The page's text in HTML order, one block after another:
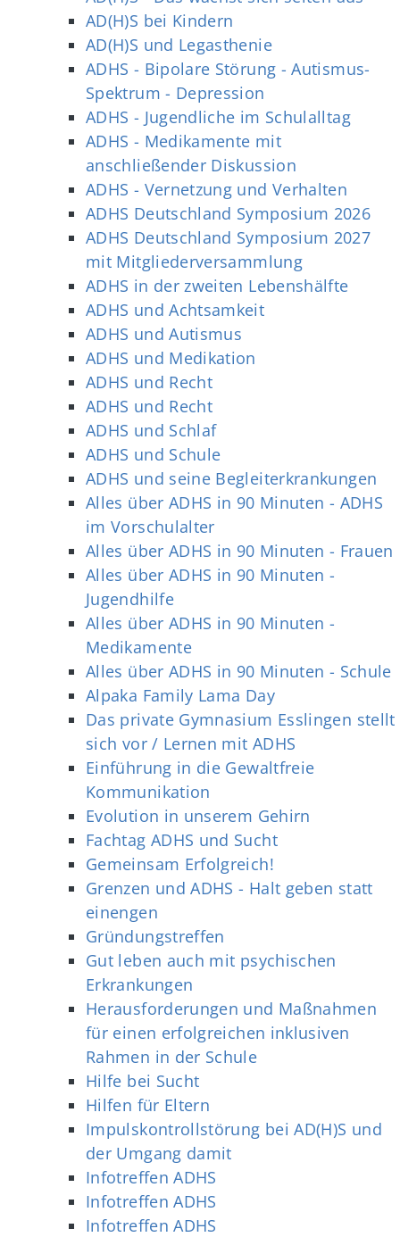
AD(H)S bei Kindern
AD(H)S und Legasthenie
ADHS - Bipolare Störung - Autismus-
Spektrum - Depression
ADHS - Jugendliche im Schulalltag
ADHS - Medikamente mit
anschließender Diskussion
ADHS - Vernetzung und Verhalten
ADHS Deutschland Symposium 2026
ADHS Deutschland Symposium 2027
mit Mitgliederversammlung
ADHS in der zweiten Lebenshälfte
ADHS und Achtsamkeit
ADHS und Autismus
ADHS und Medikation
ADHS und Recht
ADHS und Recht
ADHS und Schlaf
ADHS und Schule
ADHS und seine Begleiterkrankungen
Alles über ADHS in 90 Minuten - ADHS
im Vorschulalter
Alles über ADHS in 90 Minuten - Frauen
Alles über ADHS in 90 Minuten -
Jugendhilfe
Alles über ADHS in 90 Minuten -
Medikamente
Alles über ADHS in 90 Minuten - Schule
Alpaka Family Lama Day
Das private Gymnasium Esslingen stellt
sich vor / Lernen mit ADHS
Einführung in die Gewaltfreie
Kommunikation
Evolution in unserem Gehirn
Fachtag ADHS und Sucht
Gemeinsam Erfolgreich!
Grenzen und ADHS - Halt geben statt
einengen
Gründungstreffen
Gut leben auch mit psychischen
Erkrankungen
Herausforderungen und Maßnahmen
für einen erfolgreichen inklusiven
Rahmen in der Schule
Hilfe bei Sucht
Hilfen für Eltern
Impulskontrollstörung bei AD(H)S und
der Umgang damit
Infotreffen ADHS
Infotreffen ADHS
Infotreffen ADHS